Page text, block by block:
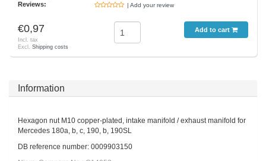
Reviews:
| Add your review
€0,97
Incl. tax
Excl. Shipping costs
Add to cart
Information
Hexagon nut M10 copper-plated, intake manifold / exhaust manifold for
Mercedes 180a, b, c, 190, b, 190SL
DB reference number: 0009903150